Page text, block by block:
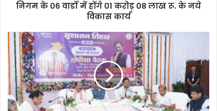
निगम के 06 वार्डो में होंगे 01 करोड़ 08 लाख रू. के नये
विकास कार्य